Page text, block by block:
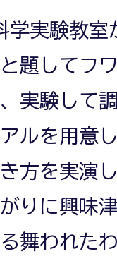
学実験教
題してフ
実験して
ルを用意
方を実演
りに興味
舞われた